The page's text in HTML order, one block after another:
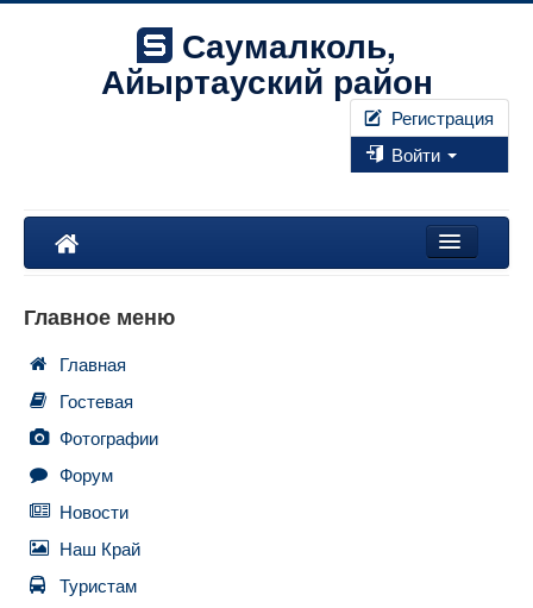
Саумалколь,
Айыртауский район
Регистрация
Войти
Правила
Главное меню
Главная
Гостевая
Фотографии
Форум
Новости
Наш Край
Туристам